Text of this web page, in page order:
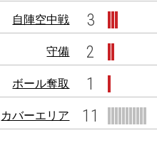
自陣空中戦 3
守備 2
ボール奪取 1
カバーエリア 11